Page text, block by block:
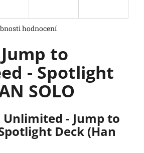
hodnocení
to
- Spotlight
SOLO
- Jump to
Deck (Han